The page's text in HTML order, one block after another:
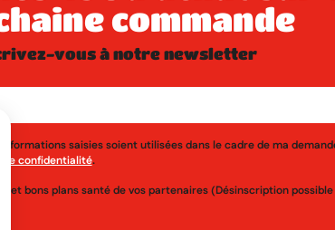
commande
vous à notre newsletter
saisies soient utilisées dans le cadre de ma
de confidentialité.
et bons plans santé de vos partenaires (Désinscription